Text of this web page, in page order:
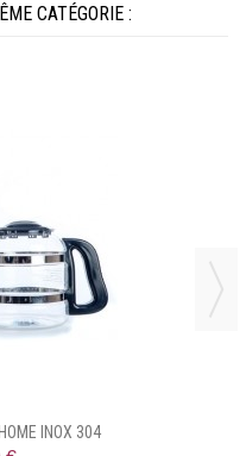
CATÉGORIE :
INOX 304